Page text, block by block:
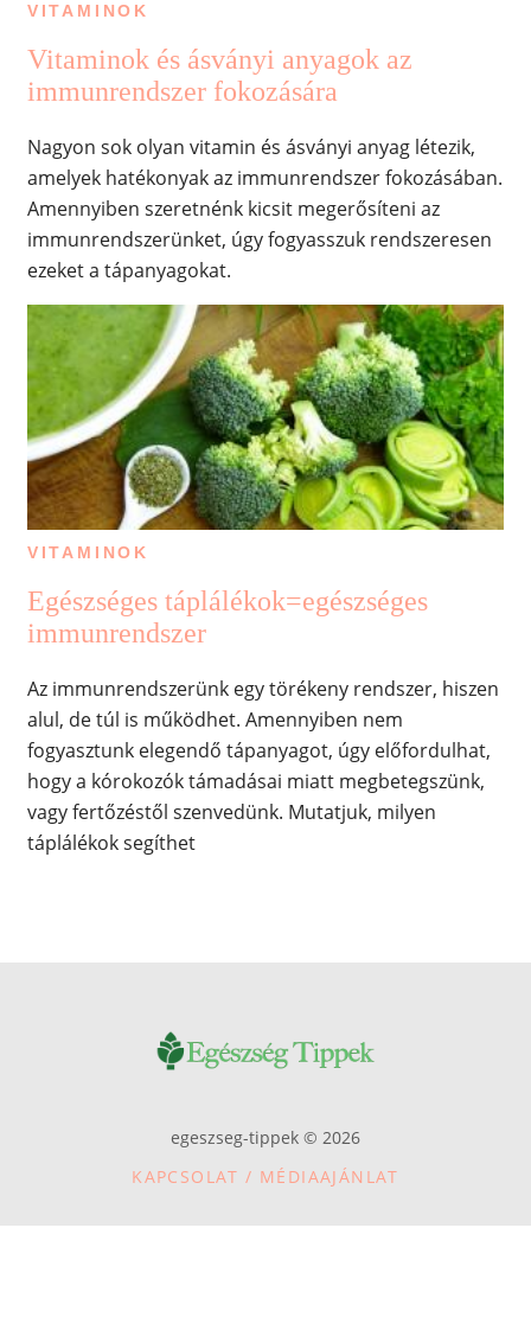
VITAMINOK
Vitaminok és ásványi anyagok az
immunrendszer fokozására
Nagyon sok olyan vitamin és ásványi anyag létezik,
amelyek hatékonyak az immunrendszer fokozásában.
Amennyiben szeretnénk kicsit megerősíteni az
immunrendszerünket, úgy fogyasszuk rendszeresen
ezeket a tápanyagokat.
VITAMINOK
Egészséges táplálékok=egészséges
immunrendszer
Az immunrendszerünk egy törékeny rendszer, hiszen
alul, de túl is működhet. Amennyiben nem
fogyasztunk elegendő tápanyagot, úgy előfordulhat,
hogy a kórokozók támadásai miatt megbetegszünk,
vagy fertőzéstől szenvedünk. Mutatjuk, milyen
táplálékok segíthet
egeszseg-tippek © 2026
KAPCSOLAT / MÉDIAAJÁNLAT